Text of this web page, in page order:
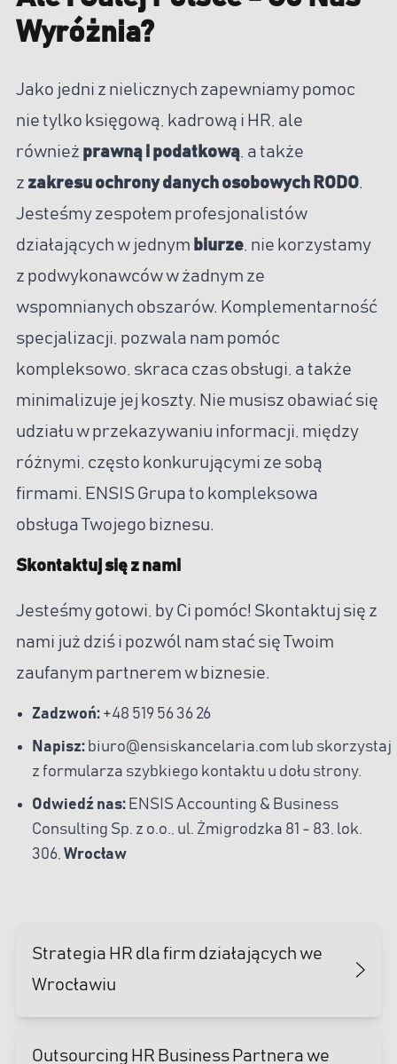
Wyróżnia?
Jako jedni z nielicznych zapewniamy pomoc
nie tylko księgową, kadrową i HR, ale
również prawną i podatkową , a także
z zakresu ochrony danych osobowych RODO.
Jesteśmy zespołem profesjonalistów
działających w jednym biurze , nie korzystamy
z podwykonawców w żadnym ze
wspomnianych obszarów. Komplementarność
specjalizacji, pozwala nam pomóc
kompleksowo, skraca czas obsługi, a także
minimalizuje jej koszty. Nie musisz obawiać się
udziału w przekazywaniu informacji, między
różnymi, często konkurującymi ze sobą
firmami. ENSIS Grupa to kompleksowa
obsługa Twojego biznesu.
Skontaktuj się z nami
Jesteśmy gotowi, by Ci pomóc! Skontaktuj się z
nami już dziś i pozwól nam stać się Twoim
zaufanym partnerem w biznesie.
Zadzwoń: +48 519 56 36 26
Napisz: biuro@ensiskancelaria.com lub skorzystaj
z formularza szybkiego kontaktu u dołu strony.
Odwiedź nas: ENSIS Accounting & Business
Consulting Sp. z o.o., ul. Żmigrodzka 81 - 83, lok.
306, Wrocław
Strategia HR dla firm działających we
Wrocławiu
Outsourcing HR Business Partnera we